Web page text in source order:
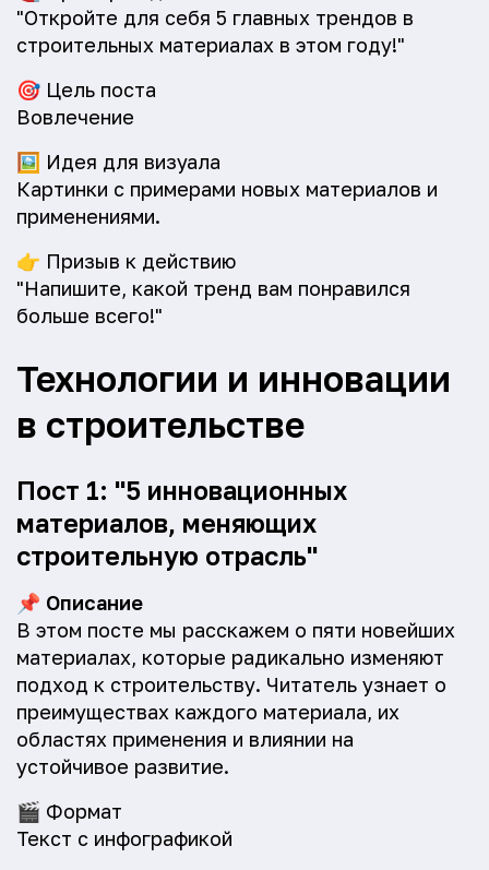
"Откройте для себя 5 главных трендов в
строительных материалах в этом году!"
🎯 Цель поста
Вовлечение
🖼️ Идея для визуала
Картинки с примерами новых материалов и
применениями.
👉 Призыв к действию
"Напишите, какой тренд вам понравился
больше всего!"
Технологии и инновации
в строительстве
Пост 1: "5 инновационных
материалов, меняющих
строительную отрасль"
📌 Описание
В этом посте мы расскажем о пяти новейших
материалах, которые радикально изменяют
подход к строительству. Читатель узнает о
преимуществах каждого материала, их
областях применения и влиянии на
устойчивое развитие.
🎬 Формат
Текст с инфографикой